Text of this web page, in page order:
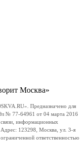
Москва»
Предназначено для
№ 77-64961 от 04 марта 2016
информационных
123298, Москва, ул. 3-я
ответственностью